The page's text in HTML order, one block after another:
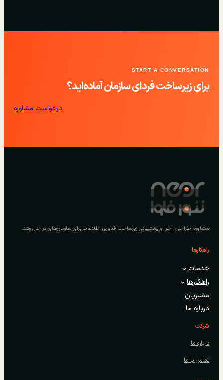
START A CONVERSATION
برای زیرساخت فردای سازمان آماده‌اید؟
درخواست مشاوره
مشاوره، طراحی، اجرا و پشتیبانی زیرساخت فناوری اطلاعات برای سازمان‌های در حال رشد.
راهکارها
خدمات
راهکارها
مشتریان
درباره ما
شرکت
درباره ما
تماس با ما